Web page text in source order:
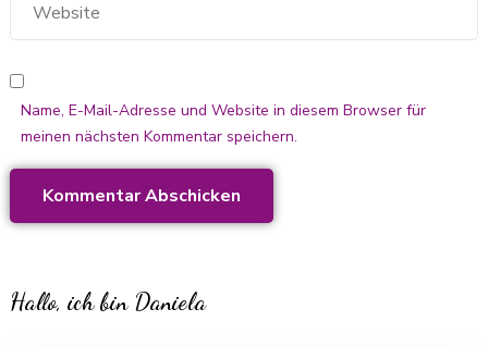
Name, E-Mail-Adresse und Website in diesem Browser für
meinen nächsten Kommentar speichern.
Hallo, ich bin Daniela